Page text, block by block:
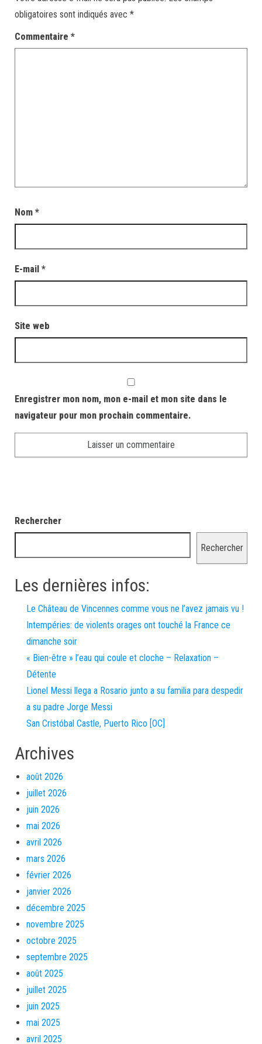
obligatoires sont indiqués avec *
Commentaire *
Nom *
E-mail *
Site web
Enregistrer mon nom, mon e-mail et mon site dans le
navigateur pour mon prochain commentaire.
Rechercher
Rechercher
Les dernières infos:
Le Château de Vincennes comme vous ne l’avez jamais vu !
Intempéries: de violents orages ont touché la France ce
dimanche soir
« Bien-être » l’eau qui coule et cloche – Relaxation –
Détente
Lionel Messi llega a Rosario junto a su familia para despedir
a su padre Jorge Messi
San Cristóbal Castle, Puerto Rico [OC]
Archives
août 2026
juillet 2026
juin 2026
mai 2026
avril 2026
mars 2026
février 2026
janvier 2026
décembre 2025
novembre 2025
octobre 2025
septembre 2025
août 2025
juillet 2025
juin 2025
mai 2025
avril 2025